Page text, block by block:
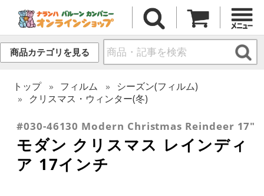
商品カテゴリを見る
トップ フィルム
シーズン(フィルム)
クリスマス・ウィンター(冬)
#030-46130 Modern Christmas Reindeer 17"
モダン クリスマス レインディ
ア 17インチ